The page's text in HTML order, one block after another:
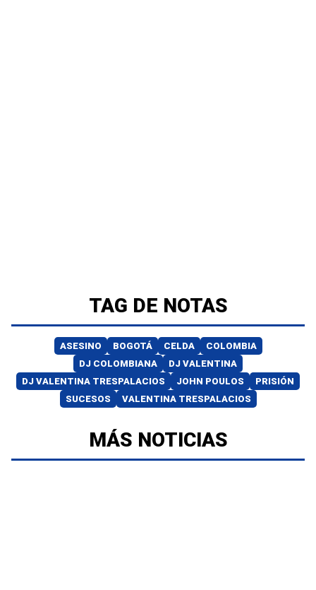
TAG DE NOTAS
ASESINO BOGOTÁ CELDA
COLOMBIA
DJ COLOMBIANA
DJ VALENTINA
DJ VALENTINA TRESPALACIOS
JOHN POULOS
PRISIÓN
SUCESOS
VALENTINA TRESPALACIOS
MÁS NOTICIAS